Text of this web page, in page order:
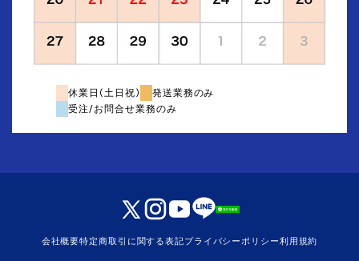
休業日(土日祝)
発送業務のみ
受注/お問合せ業務のみ
会社概要特定商取引に関する表記プライバシーポリシー利用規約